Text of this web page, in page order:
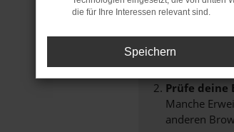
Beim Laden ist
Überprüfe
Laden
Prüfe deine
Manche
anderen
die für Ihre Interessen relevant sind.
Speichern